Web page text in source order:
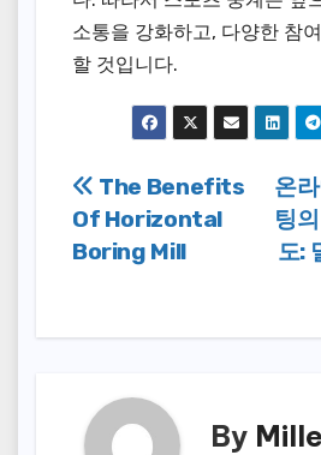
소통을 강화하고, 다양한 참
할 것입니다.
Post
navigation
온
팅
도:
The Benefits
Of Horizontal
Boring Mill
By